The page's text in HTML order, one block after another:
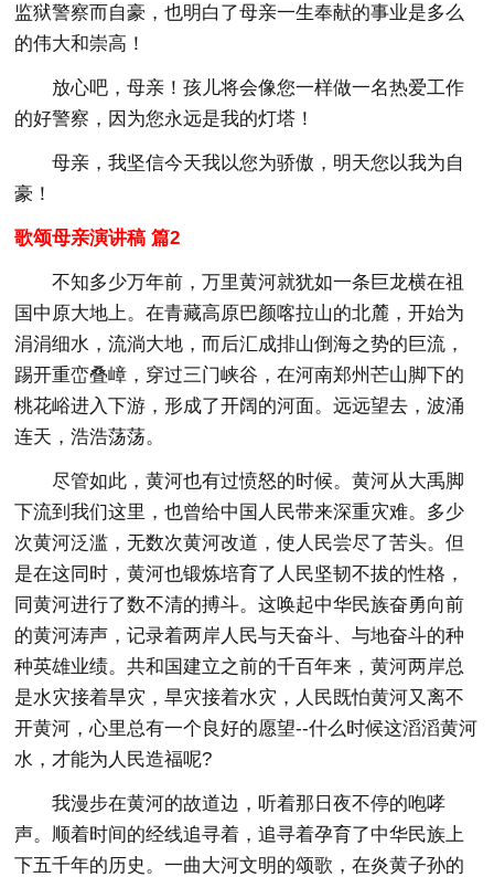
监狱警察而自豪，也明白了母亲一生奉献的事业是多么
的伟大和崇高！
放心吧，母亲！孩儿将会像您一样做一名热爱工作
的好警察，因为您永远是我的灯塔！
母亲，我坚信今天我以您为骄傲，明天您以我为自
豪！
歌颂母亲演讲稿 篇2
不知多少万年前，万里黄河就犹如一条巨龙横在祖
国中原大地上。在青藏高原巴颜喀拉山的北麓，开始为
涓涓细水，流淌大地，而后汇成排山倒海之势的巨流，
踢开重峦叠嶂，穿过三门峡谷，在河南郑州芒山脚下的
桃花峪进入下游，形成了开阔的河面。远远望去，波涌
连天，浩浩荡荡。
尽管如此，黄河也有过愤怒的时候。黄河从大禹脚
下流到我们这里，也曾给中国人民带来深重灾难。多少
次黄河泛滥，无数次黄河改道，使人民尝尽了苦头。但
是在这同时，黄河也锻炼培育了人民坚韧不拔的性格，
同黄河进行了数不清的搏斗。这唤起中华民族奋勇向前
的黄河涛声，记录着两岸人民与天奋斗、与地奋斗的种
种英雄业绩。共和国建立之前的千百年来，黄河两岸总
是水灾接着旱灾，旱灾接着水灾，人民既怕黄河又离不
开黄河，心里总有一个良好的愿望--什么时候这滔滔黄河
水，才能为人民造福呢?
我漫步在黄河的故道边，听着那日夜不停的咆哮
声。顺着时间的经线追寻着，追寻着孕育了中华民族上
下五千年的历史。一曲大河文明的颂歌，在炎黄子孙的